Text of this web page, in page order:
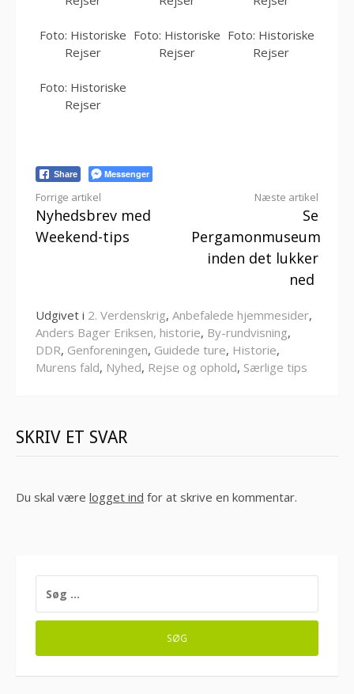
Foto: Historiske
Rejser
Foto: Historiske
Rejser
Foto: Historiske
Rejser
Foto: Historiske
Rejser
Share Messenger
Læs
videre
Forrige artikel
Nyhedsbrev med
Weekend-tips
Næste artikel
Se
Pergamonmuseum
inden det lukker
ned
Udgivet i 2. Verdenskrig, Anbefalede hjemmesider,
Anders Bager Eriksen, historie, By-rundvisning,
DDR, Genforeningen, Guidede ture, Historie,
Murens fald, Nyhed, Rejse og ophold, Særlige tips
SKRIV ET SVAR
Du skal være logget ind for at skrive en kommentar.
EFTER: